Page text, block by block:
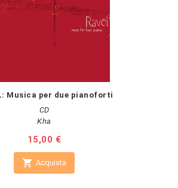
Musica per due pianoforti
CD
Kha
Prezzo
15,00 €
 Acquista